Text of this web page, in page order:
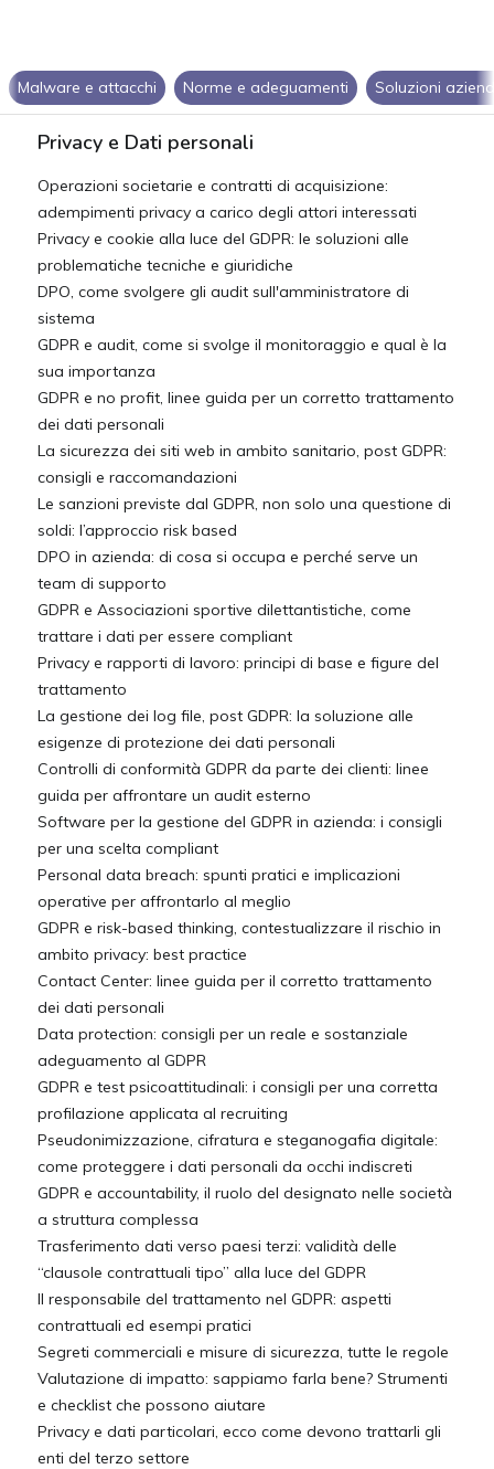
Malware e attacchi Norme e adeguamenti Soluzioni
Privacy e Dati personali
Operazioni societarie e contratti di acquisizione:
adempimenti privacy a carico degli attori interessati
Privacy e cookie alla luce del GDPR: le soluzioni alle
problematiche tecniche e giuridiche
DPO, come svolgere gli audit sull'amministratore di
sistema
GDPR e audit, come si svolge il monitoraggio e qual è la
sua importanza
GDPR e no profit, linee guida per un corretto trattamento
dei dati personali
La sicurezza dei siti web in ambito sanitario, post GDPR:
consigli e raccomandazioni
Le sanzioni previste dal GDPR, non solo una questione di
soldi: l’approccio risk based
DPO in azienda: di cosa si occupa e perché serve un
team di supporto
GDPR e Associazioni sportive dilettantistiche, come
trattare i dati per essere compliant
Privacy e rapporti di lavoro: principi di base e figure del
trattamento
La gestione dei log file, post GDPR: la soluzione alle
esigenze di protezione dei dati personali
Controlli di conformità GDPR da parte dei clienti: linee
guida per affrontare un audit esterno
Software per la gestione del GDPR in azienda: i consigli
per una scelta compliant
Personal data breach: spunti pratici e implicazioni
operative per affrontarlo al meglio
GDPR e risk-based thinking, contestualizzare il rischio in
ambito privacy: best practice
Contact Center: linee guida per il corretto trattamento
dei dati personali
Data protection: consigli per un reale e sostanziale
adeguamento al GDPR
GDPR e test psicoattitudinali: i consigli per una corretta
profilazione applicata al recruiting
Pseudonimizzazione, cifratura e steganogafia digitale:
come proteggere i dati personali da occhi indiscreti
GDPR e accountability, il ruolo del designato nelle società
a struttura complessa
Trasferimento dati verso paesi terzi: validità delle
“clausole contrattuali tipo” alla luce del GDPR
Il responsabile del trattamento nel GDPR: aspetti
contrattuali ed esempi pratici
Segreti commerciali e misure di sicurezza, tutte le regole
Valutazione di impatto: sappiamo farla bene? Strumenti
e checklist che possono aiutare
Privacy e dati particolari, ecco come devono trattarli gli
enti del terzo settore